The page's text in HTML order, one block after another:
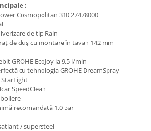
:
Cosmopolitan 310 27478000
de tip Rain
de duș cu montare în tavan 142 mm
GROHE EcoJoy la 9.5 l/min
cu tehnologia GROHE DreamSpray
StarLight
SpeedClean
recomandată 1.0 bar
/ supersteel